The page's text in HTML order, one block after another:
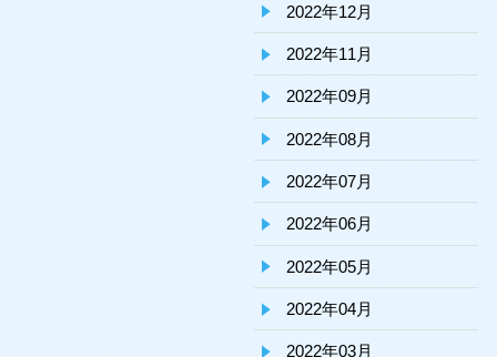
2022年12月
2022年11月
2022年09月
2022年08月
2022年07月
2022年06月
2022年05月
2022年04月
2022年03月